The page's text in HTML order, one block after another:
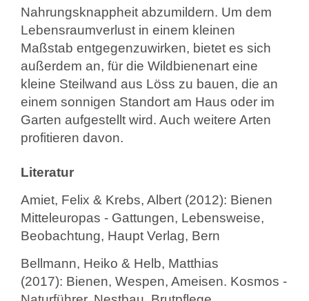
Nahrungsknappheit abzumildern. Um dem
Lebensraumverlust in einem kleinen
Maßstab entgegenzuwirken, bietet es sich
außerdem an, für die Wildbienenart eine
kleine Steilwand aus Löss zu bauen, die an
einem sonnigen Standort am Haus oder im
Garten aufgestellt wird. Auch weitere Arten
profitieren davon.
Literatur
Amiet, Felix & Krebs, Albert (2012): Bienen
Mitteleuropas - Gattungen, Lebensweise,
Beobachtung, Haupt Verlag, Bern
Bellmann, Heiko & Helb, Matthias
(2017): Bienen, Wespen, Ameisen. Kosmos -